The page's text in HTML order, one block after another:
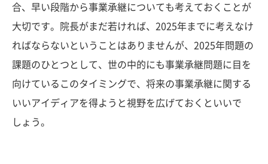
合、早い段階から事業承継についても考えておくことが
大切です。院長がまだ若ければ、2025年までに考えなけ
ればならないということはありませんが、2025年問題の
課題のひとつとして、世の中的にも事業承継問題に目を
向けているこのタイミングで、将来の事業承継に関する
いいアイディアを得ようと視野を広げておくといいで
しょう。